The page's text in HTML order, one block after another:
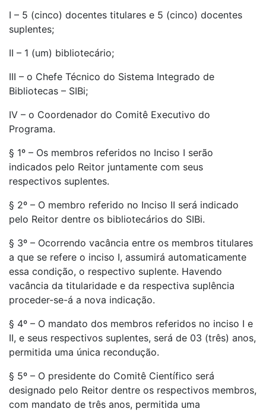
I – 5 (cinco) docentes titulares e 5 (cinco) docentes
suplentes;
II – 1 (um) bibliotecário;
III – o Chefe Técnico do Sistema Integrado de
Bibliotecas – SIBi;
IV – o Coordenador do Comitê Executivo do
Programa.
§ 1º – Os membros referidos no Inciso I serão
indicados pelo Reitor juntamente com seus
respectivos suplentes.
§ 2º – O membro referido no Inciso II será indicado
pelo Reitor dentre os bibliotecários do SIBi.
§ 3º – Ocorrendo vacância entre os membros titulares
a que se refere o inciso I, assumirá automaticamente
essa condição, o respectivo suplente. Havendo
vacância da titularidade e da respectiva suplência
proceder-se-á a nova indicação.
§ 4º – O mandato dos membros referidos no inciso I e
II, e seus respectivos suplentes, será de 03 (três) anos,
permitida uma única recondução.
§ 5º – O presidente do Comitê Científico será
designado pelo Reitor dentre os respectivos membros,
com mandato de três anos, permitida uma